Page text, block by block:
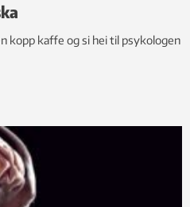
kopp kaffe og si hei til psykologen